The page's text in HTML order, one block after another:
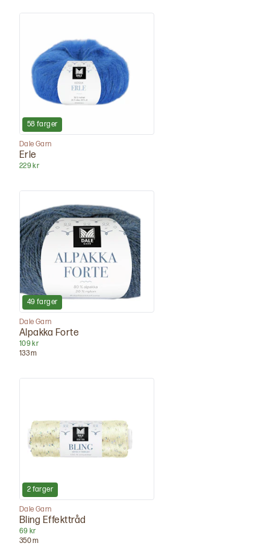
58 farger
Dale Garn
Erle
229 kr
49 farger
Dale Garn
Alpakka Forte
109 kr
133m
2 farger
Dale Garn
Bling Effekttråd
69 kr
350m